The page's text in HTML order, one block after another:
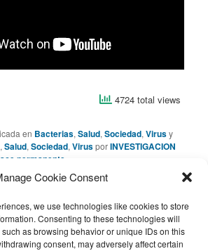
Cookie Consent
we use technologies like cookies to store
Consenting to these technologies will
as browsing behavior or unique IDs on this
consent, may adversely affect certain
4724 total views
en Bacterias,Salud,Sociedad,Virusy
,Salud,Sociedad,VirusporINVESTIGACION
permanente
respuesta
conectadopara publicar un